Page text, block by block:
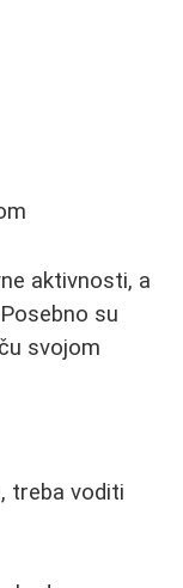
aktivnosti, a
su
svojom
treba voditi